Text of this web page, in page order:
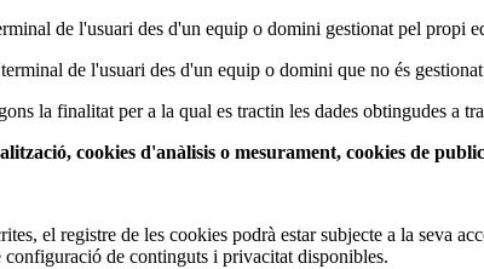
de l'usuari des d'un equip o domini gestionat pel propi
de l'usuari des d'un equip o domini que no és
la finalitat per a la qual es tractin les dades obtingudes a
cookies d'anàlisis o mesurament, cookies de
el registre de les cookies podrà estar subjecte a la seva
de continguts i privacitat disponibles.